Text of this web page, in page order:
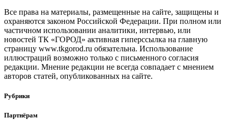
Все права на материалы, размещенные на сайте, защищены и
охраняются законом Российской Федерации. При полном или
частичном использовании аналитики, интервью, или
новостей ТК «ГОРОД» активная гиперссылка на главную
страницу www.tkgorod.ru обязательна. Использование
иллюстраций возможно только с письменного согласия
редакции. Мнение редакции не всегда совпадает с мнением
авторов статей, опубликованных на сайте.
Рубрики
Партнёрам